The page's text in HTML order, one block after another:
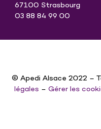
67100 Strasbourg
03 88 84 99 00
© Apedi Alsace 2022 –
légales – Gérer les